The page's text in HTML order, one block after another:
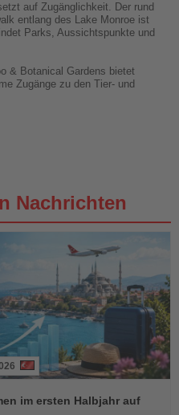
auf Zugänglichkeit. Der rund
entlang des Lake Monroe ist
Parks, Aussichtspunkte und
& Botanical Gardens bietet
Zugänge zu den Tier- und
Nachrichten
im ersten Halbjahr auf